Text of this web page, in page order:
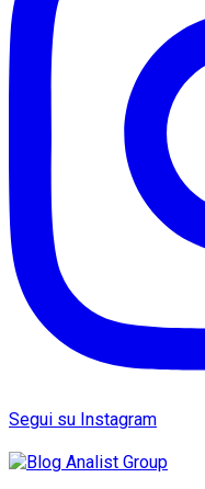
Segui su Instagram